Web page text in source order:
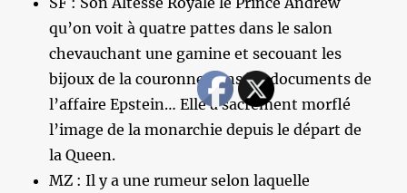
qu’on voit à quatre pattes dans le salon
chevauchant une gamine et secouant les
bijoux de la couronne dans les documents de
l’affaire Epstein… Elle a sacrément morflé
l’image de la monarchie depuis le départ de
la Queen.
MZ : Il y a une rumeur selon laquelle